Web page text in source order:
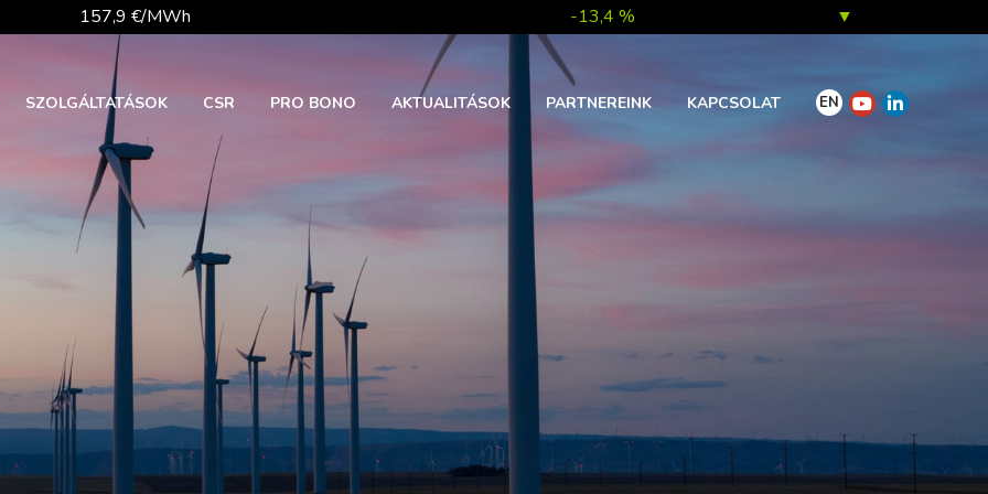
157,9 €/MWh -13,4 % ▼
81,9 €/t 1,0 %
26 140,13
363,03 Ft 0,2 %
SZOLGÁLTATÁSOK CSR PRO BONO AKTUALITÁSOK PARTNEREINK KAPCSOLAT EN